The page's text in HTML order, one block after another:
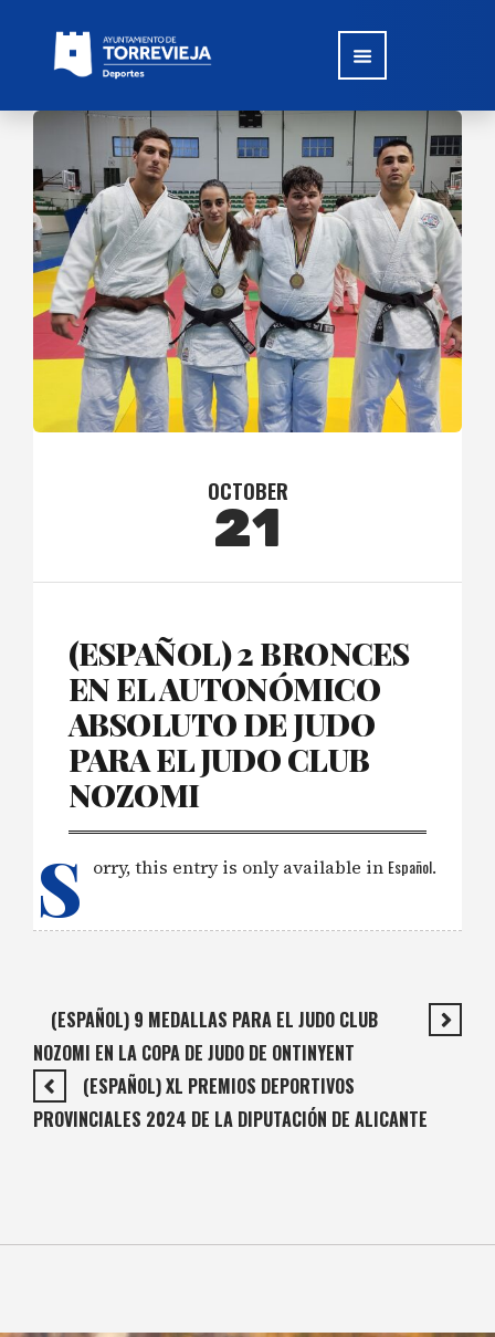
OCTOBER
21
(ESPAÑOL) 2 BRONCES
EN EL AUTONÓMICO
ABSOLUTO DE JUDO
PARA EL JUDO CLUB
NOZOMI
S orry, this entry is only available in Español.
(ESPAÑOL) 9 MEDALLAS PARA EL JUDO CLUB
NOZOMI EN LA COPA DE JUDO DE ONTINYENT
(ESPAÑOL) XL PREMIOS DEPORTIVOS
PROVINCIALES 2024 DE LA DIPUTACIÓN DE ALICANTE